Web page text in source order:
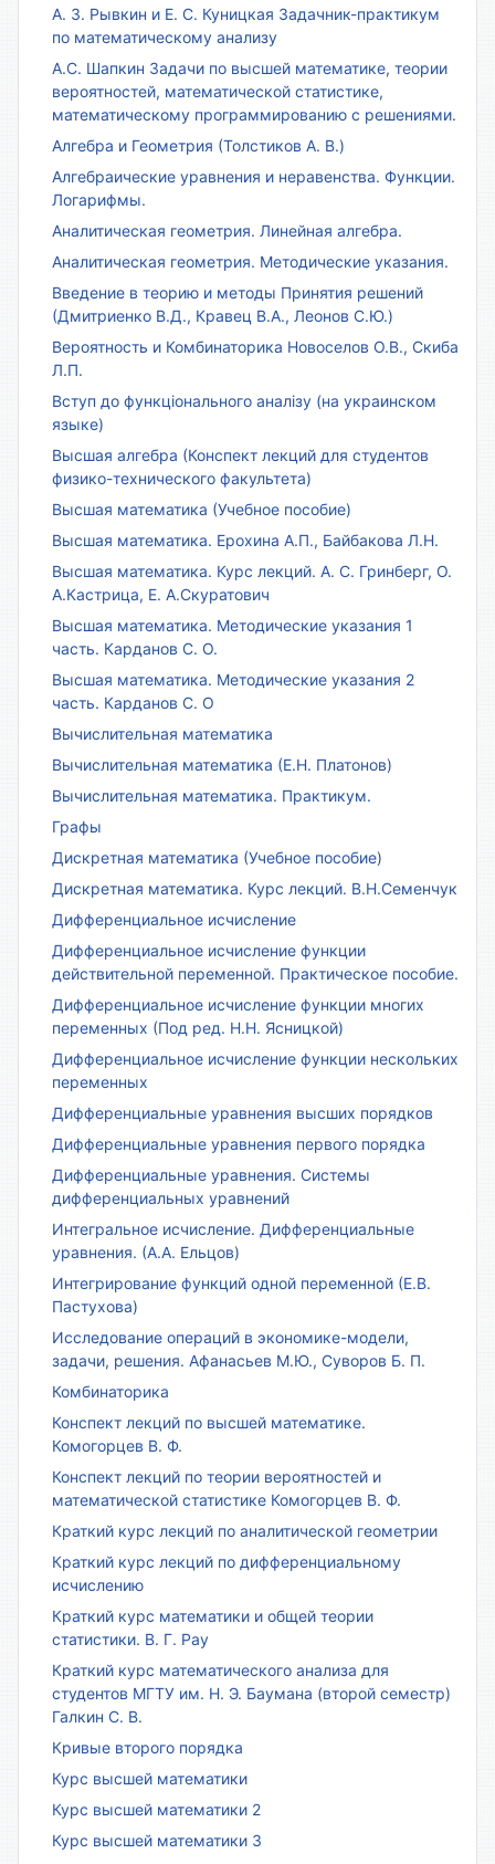
А. З. Рывкин и Е. С. Куницкая Задачник-практикум
по математическому анализу
А.С. Шапкин Задачи по высшей математике, теории
вероятностей, математической статистике,
математическому программированию с решениями.
Алгебра и Геометрия (Толстиков А. В.)
Алгебраические уравнения и неравенства. Функции.
Логарифмы.
Аналитическая геометрия. Линейная алгебра.
Аналитическая геометрия. Методические указания.
Введение в теорию и методы Принятия решений
(Дмитриенко В.Д., Кравец В.А., Леонов С.Ю.)
Вероятность и Комбинаторика Новоселов О.В., Скиба
Л.П.
Вступ до функціонального аналізу (на украинском
языке)
Высшая алгебра (Конспект лекций для студентов
физико-технического факультета)
Высшая математика (Учебное пособие)
Высшая математика. Ерохина А.П., Байбакова Л.Н.
Высшая математика. Курс лекций. А. С. Гринберг, О.
А.Кастрица, Е. А.Скуратович
Высшая математика. Методические указания 1
часть. Карданов С. О.
Высшая математика. Методические указания 2
часть. Карданов С. О
Вычислительная математика
Вычислительная математика (Е.Н. Платонов)
Вычислительная математика. Практикум.
Графы
Дискретная математика (Учебное пособие)
Дискретная математика. Курс лекций. В.Н.Семенчук
Дифференциальное исчисление
Дифференциальное исчисление функции
действительной переменной. Практическое пособие.
Дифференциальное исчисление функции многих
переменных (Под ред. Н.Н. Ясницкой)
Дифференциальное исчисление функции нескольких
переменных
Дифференциальные уравнения высших порядков
Дифференциальные уравнения первого порядка
Дифференциальные уравнения. Системы
дифференциальных уравнений
Интегральное исчисление. Дифференциальные
уравнения. (А.А. Ельцов)
Интегрирование функций одной переменной (Е.В.
Пастухова)
Исследование операций в экономике-модели,
задачи, решения. Афанасьев М.Ю., Суворов Б. П.
Комбинаторика
Конспект лекций по высшей математике.
Комогорцев В. Ф.
Конспект лекций по теории вероятностей и
математической статистике Комогорцев В. Ф.
Краткий курс лекций по аналитической геометрии
Краткий курс лекций по дифференциальному
исчислению
Краткий курс математики и общей теории
статистики. В. Г. Рау
Краткий курс математического анализа для
студентов МГТУ им. Н. Э. Баумана (второй семестр)
Галкин С. В.
Кривые второго порядка
Курс высшей математики
Курс высшей математики 2
Курс высшей математики 3